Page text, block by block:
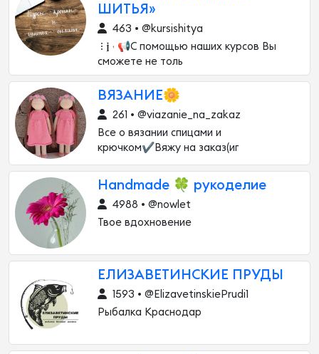
ШИТЬЯ»
463 • @kursishitya
ㅤ ⁝ 𝖏 𝆟 📢С помощью наших курсов Вы
сможете не толь
ВЯЗАНИЕ🌼
261 • @viazanie_na_zakaz
Все о вязании спицами и
крючком✔Вяжу на заказ(иг
Handmade 🍀 рукоделие
4988 • @nowlet
Твое вдохновение
ЕЛИЗАВЕТИНСКИЕ ПРУДЫ
1593 • @ElizavetinskiePrudi1
Рыбалка Краснодар